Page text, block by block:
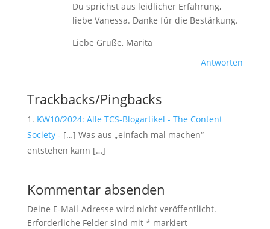
Du sprichst aus leidlicher Erfahrung,
liebe Vanessa. Danke für die Bestärkung.
Liebe Grüße, Marita
Antworten
Trackbacks/Pingbacks
KW10/2024: Alle TCS-Blogartikel - The Content
Society- […] Was aus „einfach mal machen“
entstehen kann […]
Kommentar absenden
Deine E-Mail-Adresse wird nicht veröffentlicht.
Erforderliche Felder sind mit * markiert